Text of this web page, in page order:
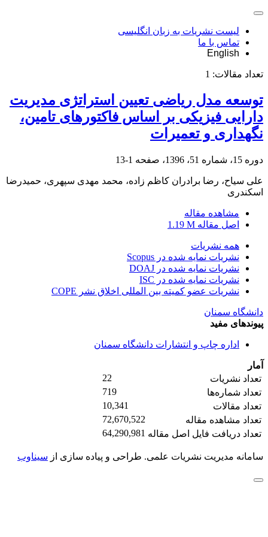
لیست نشریات به زبان انگلیسی
تماس با ما
English
تعداد مقالات: 1
توسعه مدل ریاضی تعیین استراتژی مدیریت
دارایی فیزیکی بر اساس فاکتورهای تامین،
نگهداری و تعمیرات
دوره 15، شماره 51، 1396، صفحه 1-13
علی سیاح، رضا برادران کاظم زاده، محمد مهدی سپهری، حمیدرضا
اسکندری
مشاهده مقاله
اصل مقاله 1.19 M
همه نشریات
نشریات نمایه شده در Scopus
نشریات نمایه شده در DOAJ
نشریات نمایه شده در ISC
نشریات عضو کمیته بین المللی اخلاق نشر COPE
دانشگاه سمنان
پیوندهای مفید
اداره چاپ و انتشارات دانشگاه سمنان
آمار
تعداد نشریات
22
تعداد شماره‌ها
719
تعداد مقالات
10,341
تعداد مشاهده مقاله
72,670,522
تعداد دریافت فایل اصل مقاله 64,290,981
سامانه مدیریت نشریات علمی. طراحی و پیاده سازی از سیناوب